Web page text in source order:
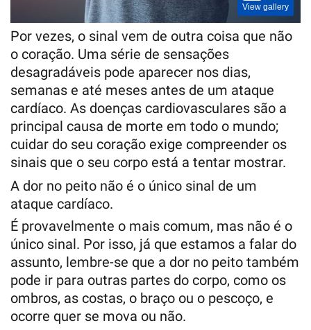
View gallery
Por vezes, o sinal vem de outra coisa que não
o coração. Uma série de sensações
desagradáveis pode aparecer nos dias,
semanas e até meses antes de um ataque
cardíaco. As doenças cardiovasculares são a
principal causa de morte em todo o mundo;
cuidar do seu coração exige compreender os
sinais que o seu corpo está a tentar mostrar.
A dor no peito não é o único sinal de um
ataque cardíaco.
É provavelmente o mais comum, mas não é o
único sinal. Por isso, já que estamos a falar do
assunto, lembre-se que a dor no peito também
pode ir para outras partes do corpo, como os
ombros, as costas, o braço ou o pescoço, e
ocorre quer se mova ou não.